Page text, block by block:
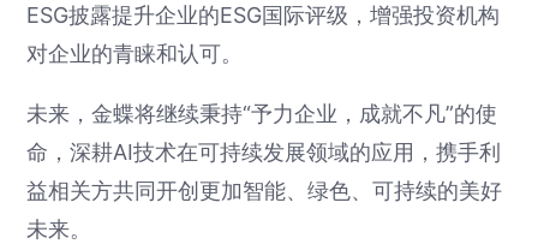
ESG披露提升企业的ESG国际评级，增强投资机构
对企业的青睐和认可。
未来，金蝶将继续秉持“予力企业，成就不凡”的使
命，深耕AI技术在可持续发展领域的应用，携手利
益相关方共同开创更加智能、绿色、可持续的美好
未来。